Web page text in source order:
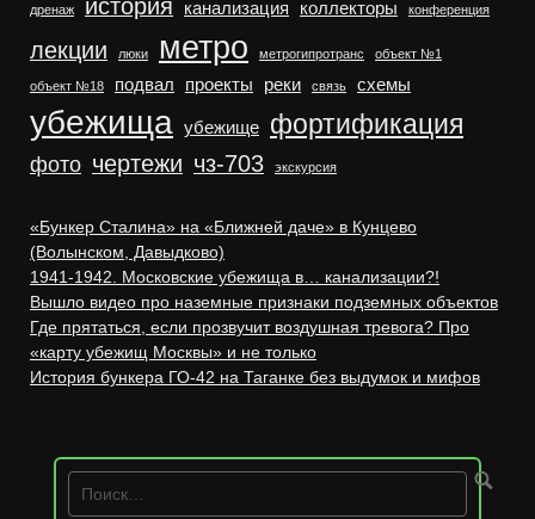
дренаж история канализация коллекторы конференция
лекции люки метро метрогипротранс объект №1
объект №18 подвал проекты реки связь схемы
убежища убежище фортификация
фото чертежи чз-703 экскурсия
«Бункер Сталина» на «Ближней даче» в Кунцево
(Волынском, Давыдково)
1941-1942. Московские убежища в… канализации?!
Вышло видео про наземные признаки подземных объектов
Где прятаться, если прозвучит воздушная тревога? Про
«карту убежищ Москвы» и не только
История бункера ГО-42 на Таганке без выдумок и мифов